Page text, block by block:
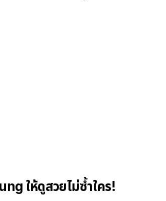
ให้ดูสวยไม่ซ้ำใคร!